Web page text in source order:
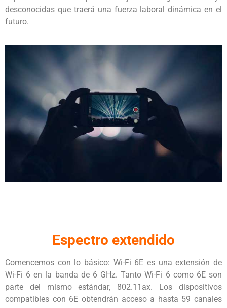
desconocidas que traerá una fuerza laboral dinámica en el
futuro.
Espectro extendido
Comencemos con lo básico: Wi-Fi 6E es una extensión de
Wi-Fi 6 en la banda de 6 GHz. Tanto Wi-Fi 6 como 6E son
parte del mismo estándar, 802.11ax. Los dispositivos
compatibles con 6E obtendrán acceso a hasta 59 canales